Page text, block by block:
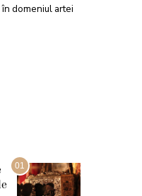
domeniul artei
01